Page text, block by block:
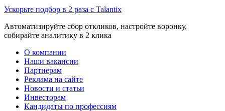
Ускорьте подбор в 2 раза с Talantix
Автоматизируйте сбор откликов, настройте воронку,
собирайте аналитику в 2 клика
О компании
Наши вакансии
Партнерам
Реклама на сайте
Новости и статьи
Инвесторам
Кандидаты по профессиям